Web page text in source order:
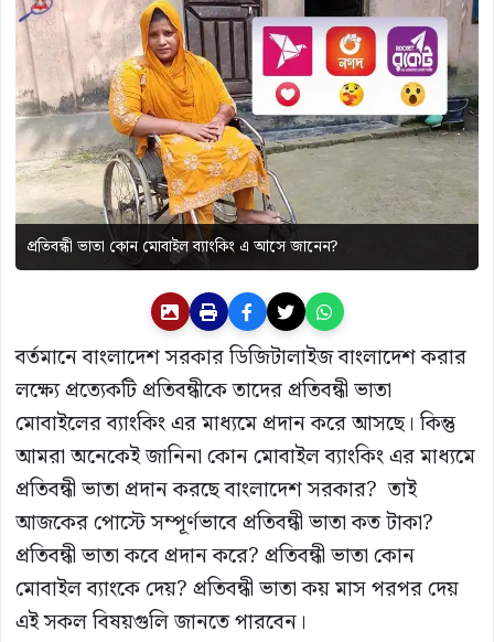
প্রতিবন্ধী ভাতা কোন মোবাইল ব্যাংকিং এ আসে জানেন?
বর্তমানে বাংলাদেশ সরকার ডিজিটালাইজ বাংলাদেশ করার
লক্ষ্যে প্রত্যেকটি প্রতিবন্ধীকে তাদের প্রতিবন্ধী ভাতা
মোবাইলের ব্যাংকিং এর মাধ্যমে প্রদান করে আসছে। কিন্তু
আমরা অনেকেই জানিনা কোন মোবাইল ব্যাংকিং এর মাধ্যমে
প্রতিবন্ধী ভাতা প্রদান করছে বাংলাদেশ সরকার? তাই
আজকের পোস্টে সম্পূর্ণভাবে প্রতিবন্ধী ভাতা কত টাকা?
প্রতিবন্ধী ভাতা কবে প্রদান করে? প্রতিবন্ধী ভাতা কোন
মোবাইল ব্যাংকে দেয়? প্রতিবন্ধী ভাতা কয় মাস পরপর দেয়
এই সকল বিষয়গুলি জানতে পারবেন।